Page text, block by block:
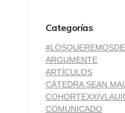
Categorías
ARGUMENTE
ARTÍCULOS
CÁTEDRA SEAN
COMUNICADO